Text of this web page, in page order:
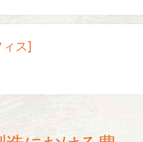
ィス]